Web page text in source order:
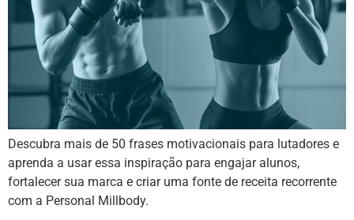
Descubra mais de 50 frases motivacionais para lutadores e
aprenda a usar essa inspiração para engajar alunos,
fortalecer sua marca e criar uma fonte de receita recorrente
com a Personal Millbody.